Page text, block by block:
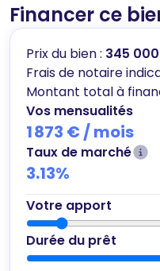
Financer ce
Prix du bien : 345
Frais de notaire
Montant total à
Vos mensualités
1 873 € / mois
Taux de marché
3.13%
Votre apport
Durée du prêt